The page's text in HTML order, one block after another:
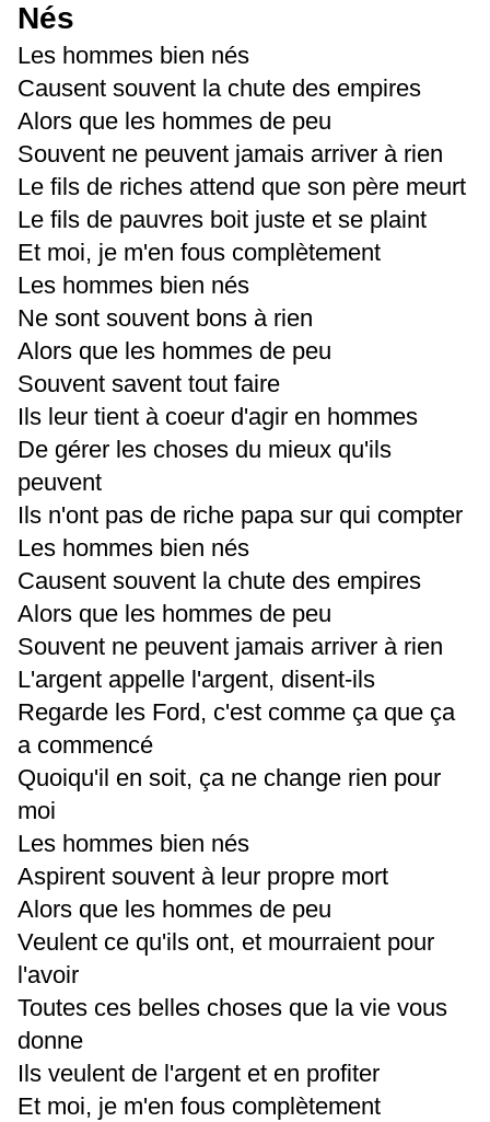
Nés
Les hommes bien nés
Causent souvent la chute des empires
Alors que les hommes de peu
Souvent ne peuvent jamais arriver à rien
Le fils de riches attend que son père meurt
Le fils de pauvres boit juste et se plaint
Et moi, je m'en fous complètement
Les hommes bien nés
Ne sont souvent bons à rien
Alors que les hommes de peu
Souvent savent tout faire
Ils leur tient à coeur d'agir en hommes
De gérer les choses du mieux qu'ils
peuvent
Ils n'ont pas de riche papa sur qui compter
Les hommes bien nés
Causent souvent la chute des empires
Alors que les hommes de peu
Souvent ne peuvent jamais arriver à rien
L'argent appelle l'argent, disent-ils
Regarde les Ford, c'est comme ça que ça
a commencé
Quoiqu'il en soit, ça ne change rien pour
moi
Les hommes bien nés
Aspirent souvent à leur propre mort
Alors que les hommes de peu
Veulent ce qu'ils ont, et mourraient pour
l'avoir
Toutes ces belles choses que la vie vous
donne
Ils veulent de l'argent et en profiter
Et moi, je m'en fous complètement